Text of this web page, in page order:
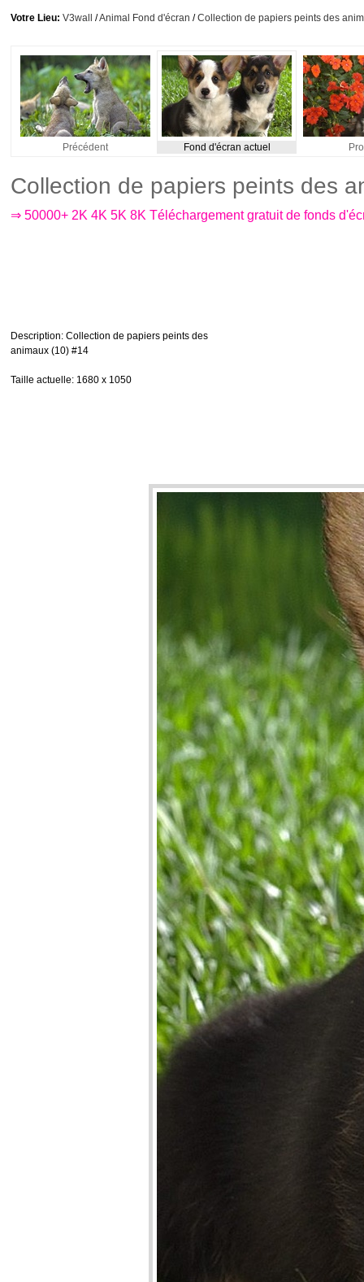
Votre Lieu: V3wall /Animal Fond d'écran /Collection de papiers peints des
Précédent Fond d'écran actuel
Collection de papiers peints des
⇒ 50000+ 2K 4K 5K 8K Téléchargement gratuit de fonds
Description: Collection de papiers peints des
animaux (10) #14
Taille actuelle: 1680 x 1050